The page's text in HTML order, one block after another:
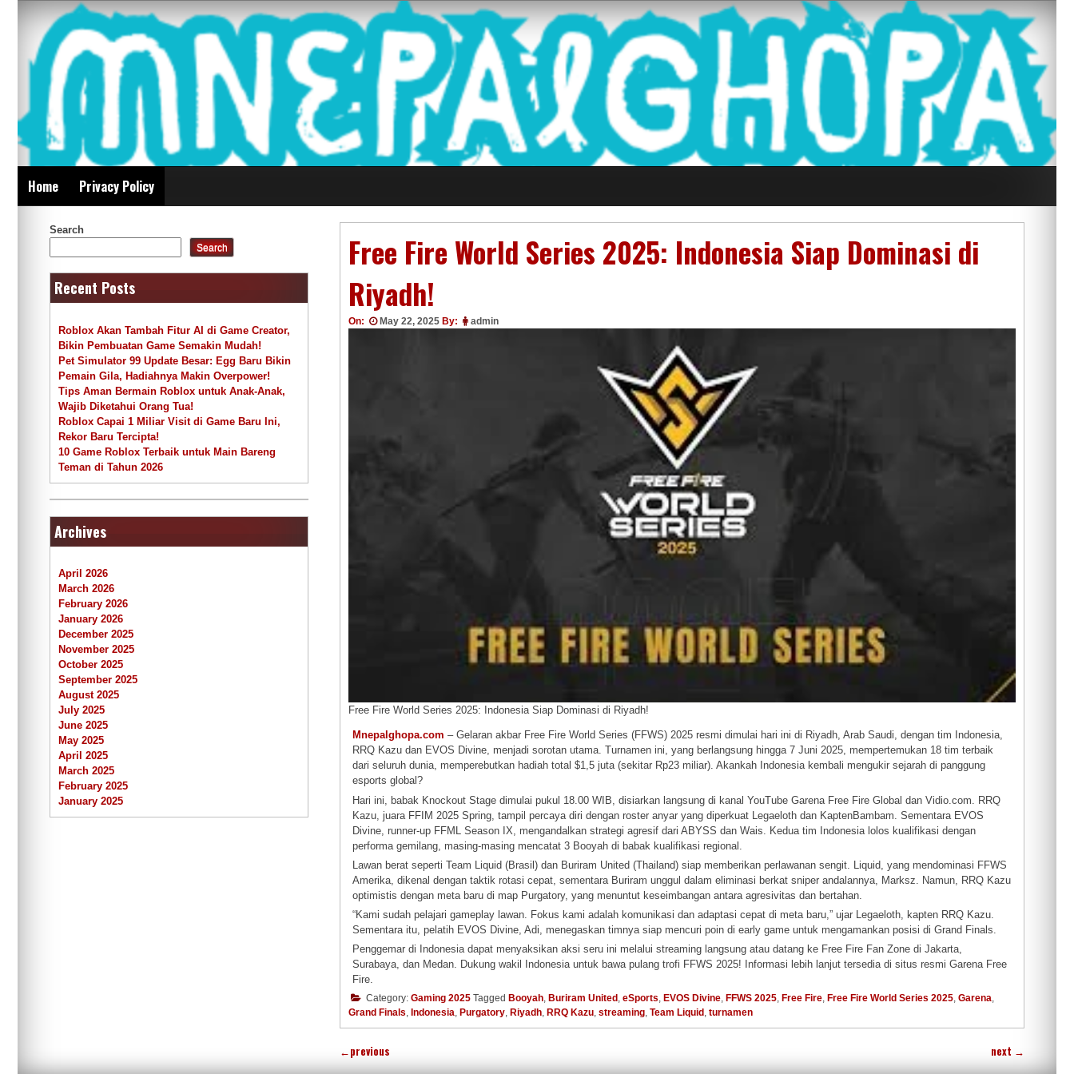
content
Mnepalghopa Review Game Terkini Paling Seluruh Di
Indonesia
Home Privacy Policy
Free Fire World Series 2025: Indonesia Siap Dominasi di
Riyadh!
On: May 22, 2025 By: admin
Free Fire World Series 2025: Indonesia Siap Dominasi di Riyadh!
Mnepalghopa.com – Gelaran akbar Free Fire World Series (FFWS) 2025 resmi dimulai hari ini di Riyadh, Arab Saudi, dengan tim Indonesia,
RRQ Kazu dan EVOS Divine, menjadi sorotan utama. Turnamen ini, yang berlangsung hingga 7 Juni 2025, mempertemukan 18 tim terbaik
dari seluruh dunia, memperebutkan hadiah total $1,5 juta (sekitar Rp23 miliar). Akankah Indonesia kembali mengukir sejarah di panggung
esports global?
Hari ini, babak Knockout Stage dimulai pukul 18.00 WIB, disiarkan langsung di kanal YouTube Garena Free Fire Global dan Vidio.com. RRQ
Kazu, juara FFIM 2025 Spring, tampil percaya diri dengan roster anyar yang diperkuat Legaeloth dan KaptenBambam. Sementara EVOS
Divine, runner-up FFML Season IX, mengandalkan strategi agresif dari ABYSS dan Wais. Kedua tim Indonesia lolos kualifikasi dengan
performa gemilang, masing-masing mencatat 3 Booyah di babak kualifikasi regional.
Lawan berat seperti Team Liquid (Brasil) dan Buriram United (Thailand) siap memberikan perlawanan sengit. Liquid, yang mendominasi FFWS
Amerika, dikenal dengan taktik rotasi cepat, sementara Buriram unggul dalam eliminasi berkat sniper andalannya, Marksz. Namun, RRQ Kazu
optimistis dengan meta baru di map Purgatory, yang menuntut keseimbangan antara agresivitas dan bertahan.
“Kami sudah pelajari gameplay lawan. Fokus kami adalah komunikasi dan adaptasi cepat di meta baru,” ujar Legaeloth, kapten RRQ Kazu.
Sementara itu, pelatih EVOS Divine, Adi, menegaskan timnya siap mencuri poin di early game untuk mengamankan posisi di Grand Finals.
Penggemar di Indonesia dapat menyaksikan aksi seru ini melalui streaming langsung atau datang ke Free Fire Fan Zone di Jakarta,
Surabaya, dan Medan. Dukung wakil Indonesia untuk bawa pulang trofi FFWS 2025! Informasi lebih lanjut tersedia di situs resmi Garena Free
Fire.
Category: Gaming 2025 Tagged Booyah, Buriram United , eSports, EVOS Divine, FFWS 2025, Free Fire, Free Fire World Series 2025, Garena,
Grand Finals, Indonesia, Purgatory, Riyadh, RRQ Kazu, streaming, Team Liquid , turnamen
←previous next →
Search
Search
Recent Posts
Roblox Akan Tambah Fitur AI di Game Creator,
Bikin Pembuatan Game Semakin Mudah!
Pet Simulator 99 Update Besar: Egg Baru Bikin
Pemain Gila, Hadiahnya Makin Overpower!
Tips Aman Bermain Roblox untuk Anak-Anak,
Wajib Diketahui Orang Tua!
Roblox Capai 1 Miliar Visit di Game Baru Ini,
Rekor Baru Tercipta!
10 Game Roblox Terbaik untuk Main Bareng
Teman di Tahun 2026
Archives
April 2026
March 2026
February 2026
January 2026
December 2025
November 2025
October 2025
September 2025
August 2025
July 2025
June 2025
May 2025
April 2025
March 2025
February 2025
January 2025